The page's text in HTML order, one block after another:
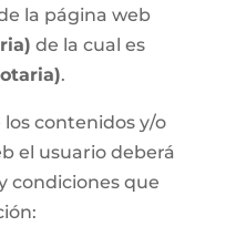
la página web
de la cual es
.
contenidos y/o
el usuario deberá
condiciones que